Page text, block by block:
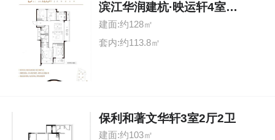
滨江华润建杭·映运轩4室2厅2卫
建面:约128㎡
套内:约113.8㎡
保利和著文华轩3室2厅2卫
建面:约103㎡